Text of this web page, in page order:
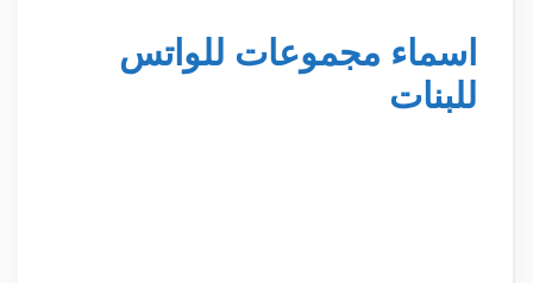
اسماء مجموعات للواتس
للبنات